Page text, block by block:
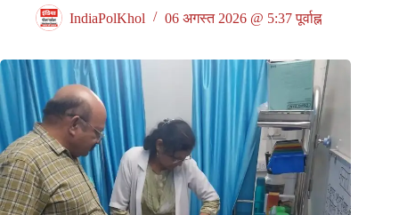
IndiaPolKhol 06 अगस्त 2026 @ 5:37 पूर्वाह्न